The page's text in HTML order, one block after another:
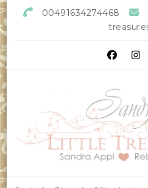
00491634274468